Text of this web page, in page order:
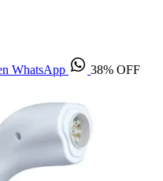
WhatsApp 38% OFF